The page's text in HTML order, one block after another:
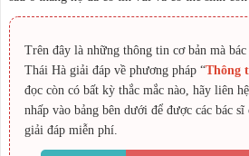
Trên đây là những thông tin cơ bản mà bác
Thái Hà giải đáp về phương pháp “Thông
đọc còn có bất kỳ thắc mắc nào, hãy liên
nhấp vào bảng bên dưới để được các bác
giải đáp miễn phí.